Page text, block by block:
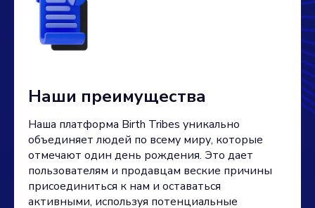
Наши преимущества
Наша платформа Birth Tribes уникально
объединяет людей по всему миру, которые
отмечают один день рождения. Это дает
пользователям и продавцам веские причины
присоединиться к нам и оставаться
активными, используя потенциальные